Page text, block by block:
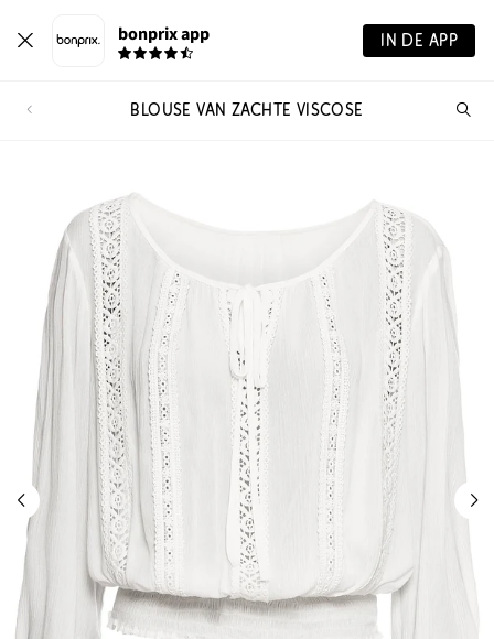
bonprix app IN DE APP
BLOUSE VAN ZACHTE VISCOSE